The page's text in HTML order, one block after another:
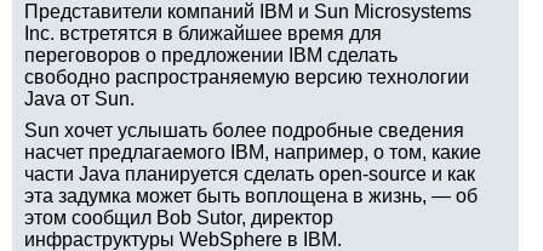
Представители компаний IBM и Sun Microsystems
Inc. встретятся в ближайшее время для
переговоров о предложении IBM сделать
свободно распространяемую версию технологии
Java от Sun.
Sun хочет услышать более подробные сведения
насчет предлагаемого IBM, например, о том, какие
части Java планируется сделать open-source и как
эта задумка может быть воплощена в жизнь, — об
этом сообщил Bob Sutor, директор
инфраструктуры WebSphere в IBM.